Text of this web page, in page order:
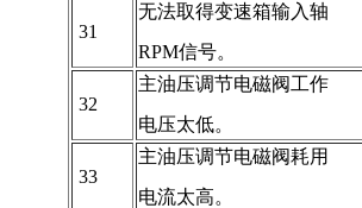
31
无法取得变速箱输入轴
RPM信号。
32
主油压调节电磁阀工作
电压太低。
33
主油压调节电磁阀耗用
电流太高。